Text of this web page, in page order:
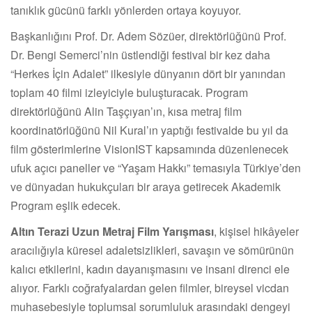
tanıklık gücünü farklı yönlerden ortaya koyuyor.
Başkanlığını Prof. Dr. Adem Sözüer, direktörlüğünü Prof.
Dr. Bengi Semerci’nin üstlendiği festival bir kez daha
“Herkes İçin Adalet” ilkesiyle dünyanın dört bir yanından
toplam 40 filmi izleyiciyle buluşturacak. Program
direktörlüğünü Alin Taşçıyan’ın, kısa metraj film
koordinatörlüğünü Nil Kural’ın yaptığı festivalde bu yıl da
film gösterimlerine VisionIST kapsamında düzenlenecek
ufuk açıcı paneller ve “Yaşam Hakkı” temasıyla Türkiye’den
ve dünyadan hukukçuları bir araya getirecek Akademik
Program eşlik edecek.
Altın Terazi Uzun Metraj Film Yarışması, kişisel hikâyeler
aracılığıyla küresel adaletsizlikleri, savaşın ve sömürünün
kalıcı etkilerini, kadın dayanışmasını ve insani direnci ele
alıyor. Farklı coğrafyalardan gelen filmler, bireysel vicdan
muhasebesiyle toplumsal sorumluluk arasındaki dengeyi